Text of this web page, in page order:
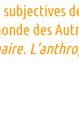
des